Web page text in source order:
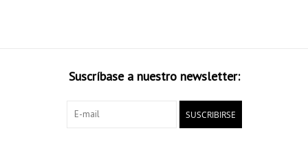
Suscríbase a nuestro newsletter:
SUSCRIBIRSE